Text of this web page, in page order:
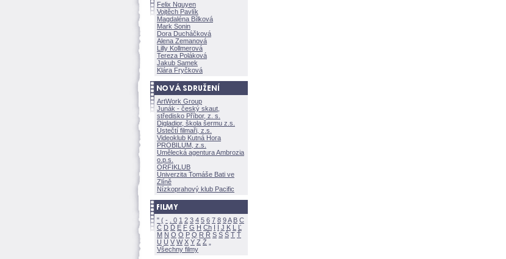
Felix Nguyen
Vojtěch Pavlík
Magdaléna Bílkov
Mark Sonin
Dora Ducháčkov
Alena Zemanov
Lilly Kollmerov
Tereza Polákov
Jakub Samek
Klára Fryčkov
ArtWork Group
Junák - český skaut,
středisko Příbor, z. s.
Digladior, škola šermu z.s.
Ústečtí filmaři, z.s.
Videoklub Kutná Hora
PROBILUM, z.s.
Umělecká agentura Ambrozia
o.p.s.
ORFIKLUB
Univerzita Tomáše Bati ve
Zlíně
Nízkoprahový klub Pacific
" ( - 0 1 2 3 4 5 6 7 8 9A B C
Č D Ď E F G H Ch I Í J K L
Ľ
M N O Ó P Q R Ř S Ś T Ť
U Ú V W X Y Z
Všechny filmy